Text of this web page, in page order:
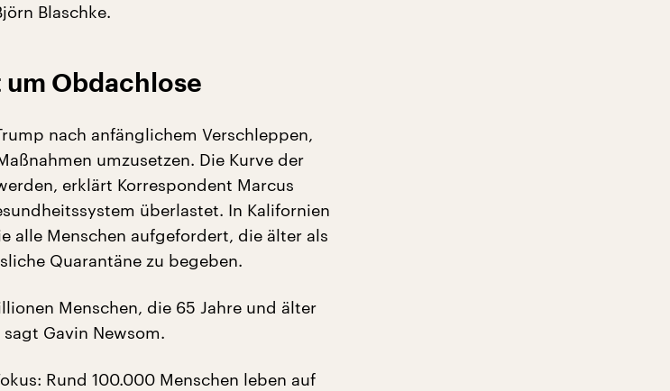
Blaschke.
um Obdachlose
nach anfänglichem Verschleppen,
umzusetzen. Die Kurve der
erklärt Korrespondent Marcus
überlastet. In Kalifornien
alle Menschen aufgefordert, die älter als
Quarantäne zu begeben.
Menschen, die 65 Jahre und älter
Gavin Newsom.
Rund 100.000 Menschen leben auf